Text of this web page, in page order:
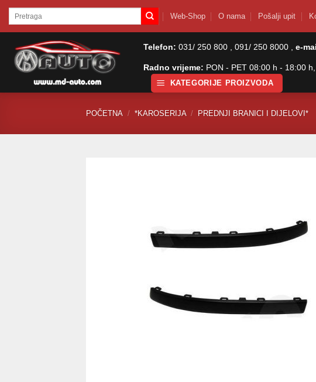
SkipPretraži: Web-Shop O nama Pošalji upit
Telefon: 031/ 250 800 , 091/ 250 8000 , e-
Radno vrijeme: PON - PET 08:00 h - 18:00
KATEGORIJE PROIZVODA
POČETNA / *KAROSERIJA / PREDNJI BRANICI I DIJELOVI*